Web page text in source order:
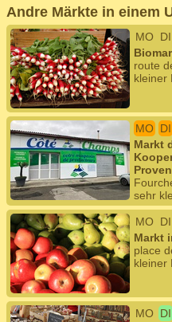
Andre Märkte in einem
MO DI
route
kleiner
MO DI
Markt
sehr
MO DI
Markt
place
kleiner
MO DI